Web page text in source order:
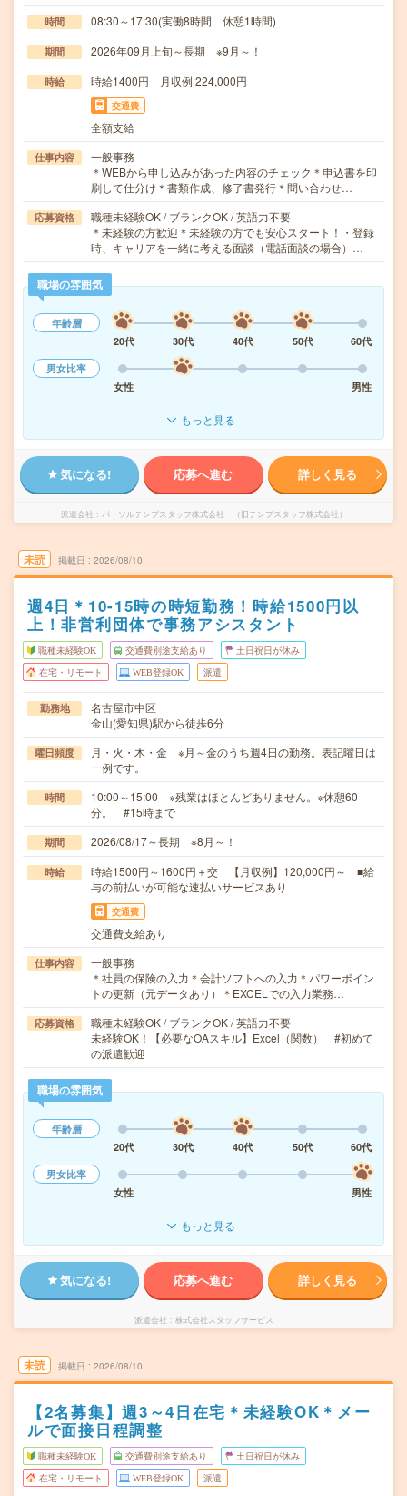
時間 08:30～17:30(実働8時間 休憩1時間)
期間 2026年09月上旬～長期 ※9月～！
時給 時給1400円 月収例 224,000円
交通費
全額支給
仕事内容
一般事務
＊WEBから申し込みがあった内容のチェック＊申込書を印
刷して仕分け＊書類作成、修了書発行＊問い合わせ…
応募資格
職種未経験OK / ブランクOK / 英語力不要
＊未経験の方歓迎＊未経験の方でも安心スタート！・登録
時、キャリアを一緒に考える面談（電話面談の場合）…
職場の雰囲気
年齢層
20代
30代 40代 50代
60代
男女比率
女性
男性
もっと見る
気になる! 応募へ進む 詳しく見る
派遣会社 パーソルテンプスタッフ株式会社 （旧テンプスタッフ株式会社）
未読 掲載日 2026/08/10
週4日＊10-15時の時短勤務！時給1500円以
上！非営利団体で事務アシスタント
職種未経験OK 交通費別途支給あり 土日祝日が休み
在宅・リモート WEB登録OK 派遣
勤務地
名古屋市中区
金山(愛知県)駅から徒歩6分
曜日頻度
月・火・木・金 ※月～金のうち週4日の勤務。表記曜日は
一例です。
時間
10:00～15:00 ※残業はほとんどありません。※休憩60
分。 #15時まで
期間 2026/08/17～長期 ※8月～！
時給
時給1500円～1600円＋交 【月収例】120,000円～ ■給
与の前払いが可能な速払いサービスあり
交通費
交通費支給あり
仕事内容
一般事務
＊社員の保険の入力＊会計ソフトへの入力＊パワーポイン
トの更新（元データあり）＊EXCELでの入力業務…
応募資格
職種未経験OK / ブランクOK / 英語力不要
未経験OK！【必要なOAスキル】Excel（関数） #初めて
の派遣歓迎
職場の雰囲気
年齢層
20代
30代 40代 50代
60代
男女比率
女性
男性
もっと見る
気になる! 応募へ進む 詳しく見る
派遣会社 株式会社スタッフサービス
未読 掲載日 2026/08/10
【2名募集】週3～4日在宅＊未経験OK＊メー
ルで面接日程調整
職種未経験OK 交通費別途支給あり 土日祝日が休み
在宅・リモート WEB登録OK 派遣